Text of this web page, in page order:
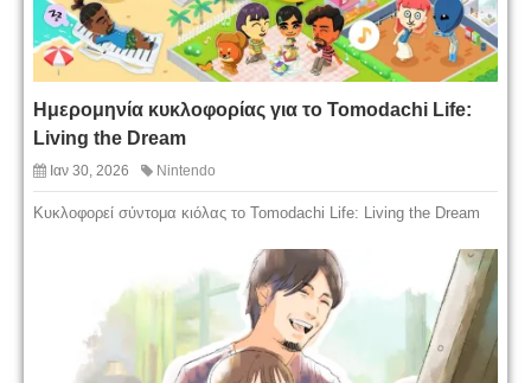
Ημερομηνία κυκλοφορίας για το Tomodachi Life:
Living the Dream
Ιαν 30, 2026 Nintendo
Κυκλοφορεί σύντομα κιόλας το Tomodachi Life: Living the Dream